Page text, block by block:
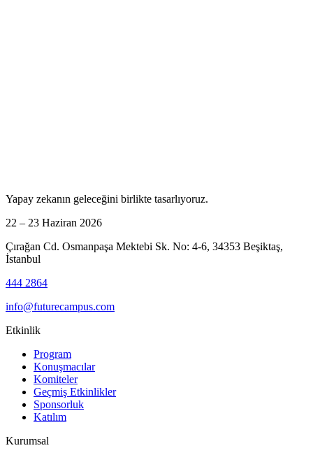
Yapay zekanın geleceğini birlikte tasarlıyoruz.
22 – 23 Haziran 2026
Çırağan Cd. Osmanpaşa Mektebi Sk. No: 4-6, 34353 Beşiktaş,
İstanbul
444 2864
info@futurecampus.com
Etkinlik
Program
Konuşmacılar
Komiteler
Geçmiş Etkinlikler
Sponsorluk
Katılım
Kurumsal